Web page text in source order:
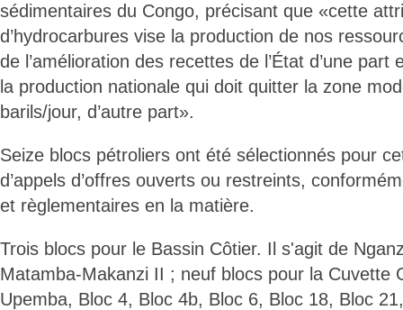
sédimentaires du Congo, précisant que «cette
d’hydrocarbures vise la production de nos
de l’amélioration des recettes de l’État d’une part
la production nationale qui doit quitter la zone
barils/jour, d’autre part».
Seize blocs pétroliers ont été sélectionnés pour
d’appels d’offres ouverts ou restreints,
et règlementaires en la matière.
Trois blocs pour le Bassin Côtier. Il s'agit de
Matamba-Makanzi II ; neuf blocs pour la Cuvette
Upemba, Bloc 4, Bloc 4b, Bloc 6, Bloc 18, Bloc